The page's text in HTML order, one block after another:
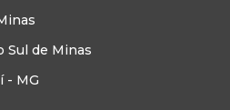
Sul de Minas
- MG